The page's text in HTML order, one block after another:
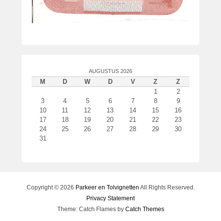
o
r
u
AUGUSTUS 2026
M D W D V Z
Z
1
2
3
4 5 6 7 8
9
10
11 12 13 14 15
16
17
18 19 20 21 22
23
24
25 26 27 28 29
30
31
Copyright © 2026 Parkeer en Tolvignetten All Rights Reserved.
Privacy Statement
Theme: Catch Flames by Catch Themes